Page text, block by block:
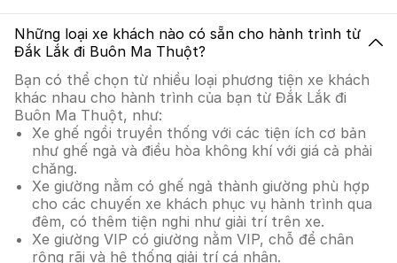
Những loại xe khách nào có sẵn cho hành trình từ
Đắk Lắk đi Buôn Ma Thuột?
Bạn có thể chọn từ nhiều loại phương tiện xe khách
khác nhau cho hành trình của bạn từ Đắk Lắk đi
Buôn Ma Thuột, như:
Xe ghế ngồi truyền thống với các tiện ích cơ bản
như ghế ngả và điều hòa không khí với giá cả phải
chăng.
Xe giường nằm có ghế ngả thành giường phù hợp
cho các chuyến xe khách phục vụ hành trình qua
đêm, có thêm tiện nghi như giải trí trên xe.
Xe giường VIP có giường nằm VIP, chỗ để chân
rộng rãi và hệ thống giải trí cá nhân.